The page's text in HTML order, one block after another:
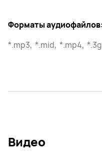
Форматы аудиофайлов:
*.mp3, *.mid, *.mp4,
Видео